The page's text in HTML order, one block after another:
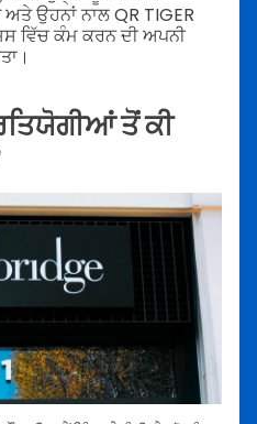
ਉਹਨਾਂ ਨਾਲ QR TIGER
ਵਿੱਚ ਕੰਮ ਕਰਨ ਦੀ ਅਪਨੀ
ਤੋਂ ਕੀ